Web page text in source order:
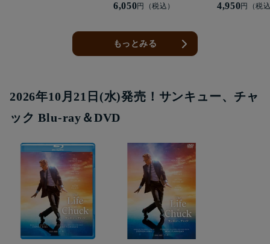
6,050円（税込） 4,950円（税
もっとみる
2026年10月21日(水)発売！サンキュー、チャ
ック Blu-ray＆DVD